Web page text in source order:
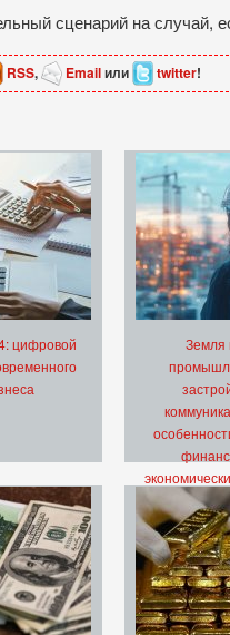
сценарий на случай,
RSS, Emailили twitter!
цифровой
Земля